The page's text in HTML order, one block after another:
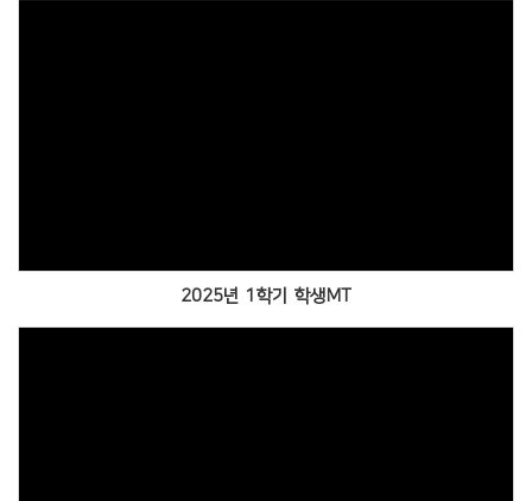
2025년 1학기 학생MT